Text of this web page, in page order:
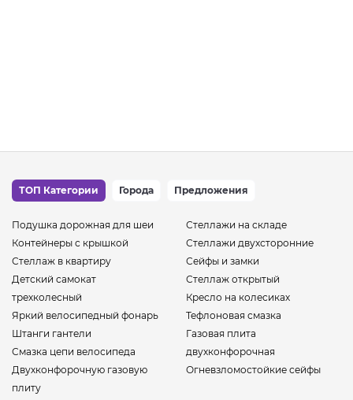
ТОП Категории Города Предложения
Подушка дорожная для шеи
Контейнеры с крышкой
Стеллаж в квартиру
Детский самокат
трехколесный
Яркий велосипедный фонарь
Штанги гантели
Смазка цепи велосипеда
Двухконфорочную газовую
плиту
Стеллажи на складе
Стеллажи двухсторонние
Сейфы и замки
Стеллаж открытый
Кресло на колесиках
Тефлоновая смазка
Газовая плита
двухконфорочная
Огневзломостойкие сейфы